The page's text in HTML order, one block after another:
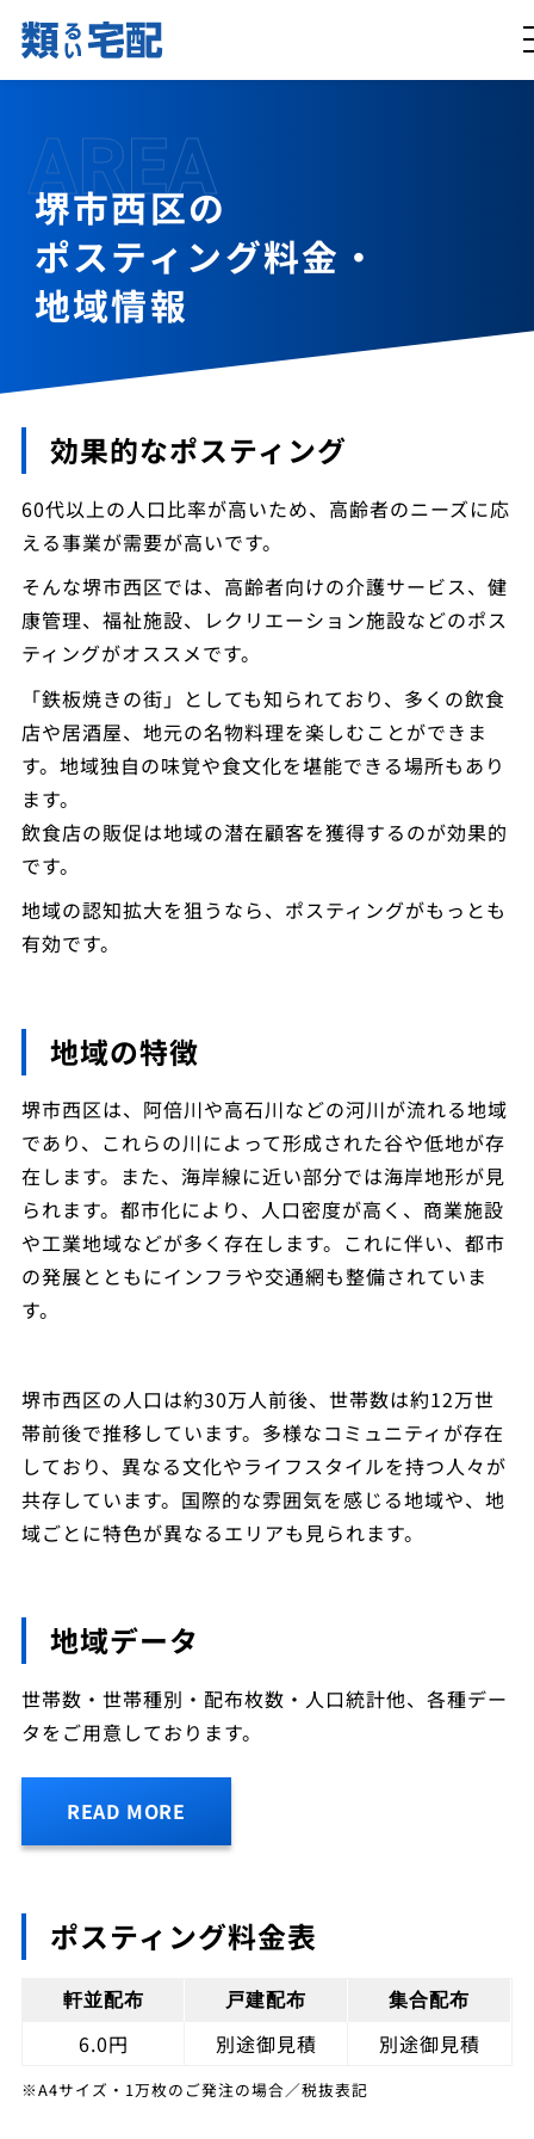
AREA
堺市西区の
ポスティング料金・
地域情報
効果的なポスティング
60代以上の人口比率が高いため、高齢者のニーズに応
える事業が需要が高いです。
そんな堺市西区では、高齢者向けの介護サービス、健
康管理、福祉施設、レクリエーション施設などのポス
ティングがオススメです。
「鉄板焼きの街」としても知られており、多くの飲食
店や居酒屋、地元の名物料理を楽しむことができま
す。地域独自の味覚や食文化を堪能できる場所もあり
ます。
飲食店の販促は地域の潜在顧客を獲得するのが効果的
です。
地域の認知拡大を狙うなら、ポスティングがもっとも
有効です。
地域の特徴
堺市西区は、阿倍川や高石川などの河川が流れる地域
であり、これらの川によって形成された谷や低地が存
在します。また、海岸線に近い部分では海岸地形が見
られます。都市化により、人口密度が高く、商業施設
や工業地域などが多く存在します。これに伴い、都市
の発展とともにインフラや交通網も整備されていま
す。
堺市西区の人口は約30万人前後、世帯数は約12万世
帯前後で推移しています。多様なコミュニティが存在
しており、異なる文化やライフスタイルを持つ人々が
共存しています。国際的な雰囲気を感じる地域や、地
域ごとに特色が異なるエリアも見られます。
地域データ
世帯数・世帯種別・配布枚数・人口統計他、各種デー
タをご用意しております。
READ MORE
ポスティング料金表
軒並配布
6.0円
戸建配布
別途御見積
集合配布
別途御見積
※A4サイズ・1万枚のご発注の場合／税抜表記